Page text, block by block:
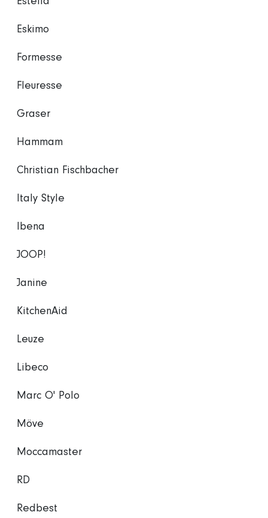
Eskimo
Formesse
Fleuresse
Graser
Hammam
Christian Fischbacher
Italy Style
Ibena
JOOP!
Janine
KitchenAid
Leuze
Libeco
Marc O' Polo
Möve
Moccamaster
RD
Redbest